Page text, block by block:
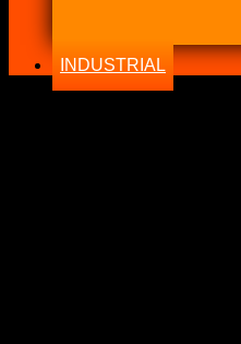
INDUSTRIAL